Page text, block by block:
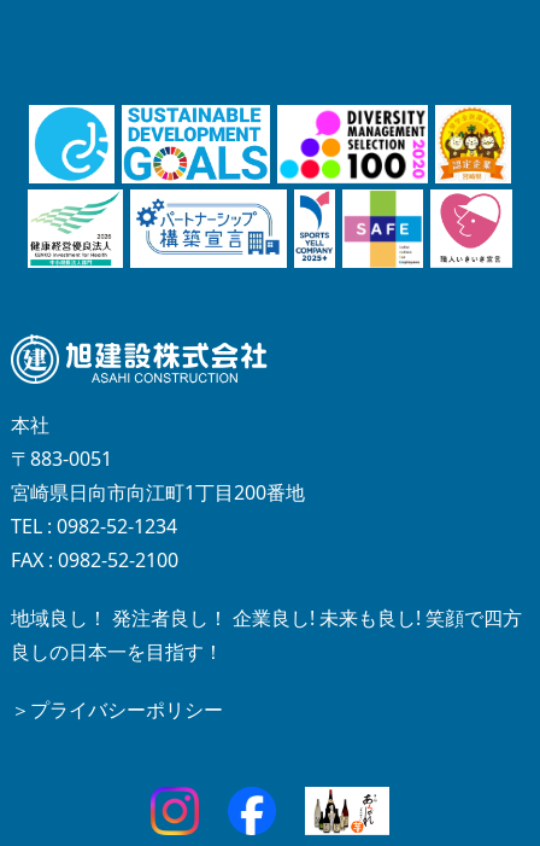
本社
〒883-0051
宮崎県日向市向江町1丁目200番地
TEL : 0982-52-1234
FAX : 0982-52-2100
地域良し！ 発注者良し！ 企業良し! 未来も良し! 笑顔で四方
良しの日本一を目指す！
＞プライバシーポリシー